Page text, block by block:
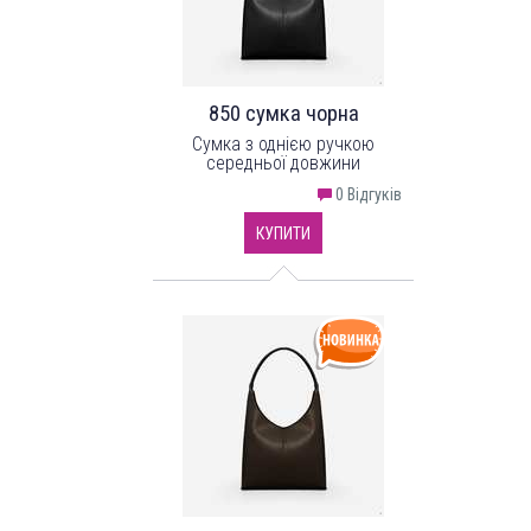
850 сумка чорна
Сумка з однією ручкою
середньої довжини
0 Відгуків
КУПИТИ